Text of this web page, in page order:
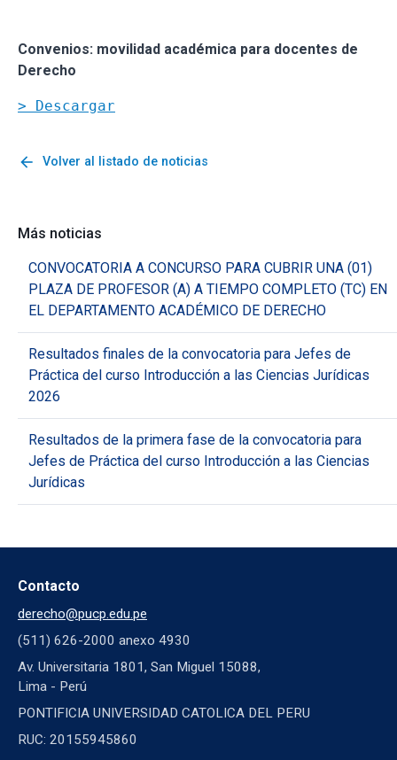
Convenios: movilidad académica para docentes de
Derecho
> Descargar
arrow_back Volver al listado de noticias
Más noticias
CONVOCATORIA A CONCURSO PARA CUBRIR UNA (01)
PLAZA DE PROFESOR (A) A TIEMPO COMPLETO (TC) EN
EL DEPARTAMENTO ACADÉMICO DE DERECHO
Resultados finales de la convocatoria para Jefes de
Práctica del curso Introducción a las Ciencias Jurídicas
2026
Resultados de la primera fase de la convocatoria para
Jefes de Práctica del curso Introducción a las Ciencias
Jurídicas
Contacto
derecho@pucp.edu.pe
(511) 626-2000 anexo 4930
Av. Universitaria 1801, San Miguel 15088,
Lima - Perú
PONTIFICIA UNIVERSIDAD CATOLICA DEL PERU
RUC: 20155945860